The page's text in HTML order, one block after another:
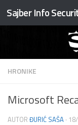
Preskočite na
Sajber Info
HRONIKE
Microsoft
AUTOR ĐURIĆ SAŠA ·